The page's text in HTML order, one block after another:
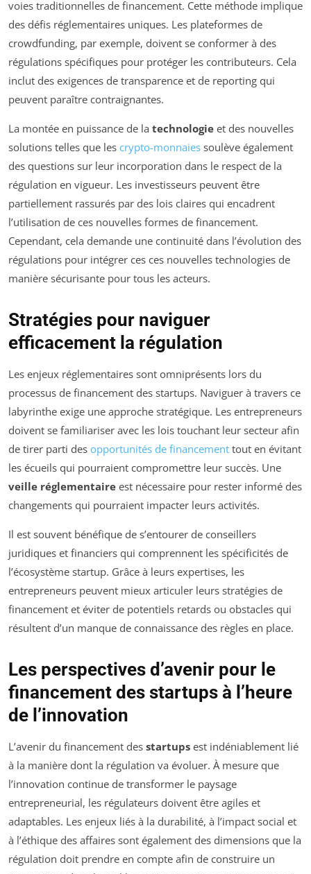
voies traditionnelles de financement. Cette méthode implique
des défis réglementaires uniques. Les plateformes de
crowdfunding, par exemple, doivent se conformer à des
régulations spécifiques pour protéger les contributeurs. Cela
inclut des exigences de transparence et de reporting qui
peuvent paraître contraignantes.
La montée en puissance de la technologie et des nouvelles
solutions telles que les crypto-monnaies soulève également
des questions sur leur incorporation dans le respect de la
régulation en vigueur. Les investisseurs peuvent être
partiellement rassurés par des lois claires qui encadrent
l’utilisation de ces nouvelles formes de financement.
Cependant, cela demande une continuité dans l’évolution des
régulations pour intégrer ces ces nouvelles technologies de
manière sécurisante pour tous les acteurs.
Stratégies pour naviguer
efficacement la régulation
Les enjeux réglementaires sont omniprésents lors du
processus de financement des startups. Naviguer à travers ce
labyrinthe exige une approche stratégique. Les entrepreneurs
doivent se familiariser avec les lois touchant leur secteur afin
de tirer parti des opportunités de financement tout en évitant
les écueils qui pourraient compromettre leur succès. Une
veille réglementaire est nécessaire pour rester informé des
changements qui pourraient impacter leurs activités.
Il est souvent bénéfique de s’entourer de conseillers
juridiques et financiers qui comprennent les spécificités de
l’écosystème startup. Grâce à leurs expertises, les
entrepreneurs peuvent mieux articuler leurs stratégies de
financement et éviter de potentiels retards ou obstacles qui
résultent d’un manque de connaissance des règles en place.
Les perspectives d’avenir pour le
financement des startups à l’heure
de l’innovation
L’avenir du financement des startups est indéniablement lié
à la manière dont la régulation va évoluer. À mesure que
l’innovation continue de transformer le paysage
entrepreneurial, les régulateurs doivent être agiles et
adaptables. Les enjeux liés à la durabilité, à l’impact social et
à l’éthique des affaires sont également des dimensions que la
régulation doit prendre en compte afin de construire un